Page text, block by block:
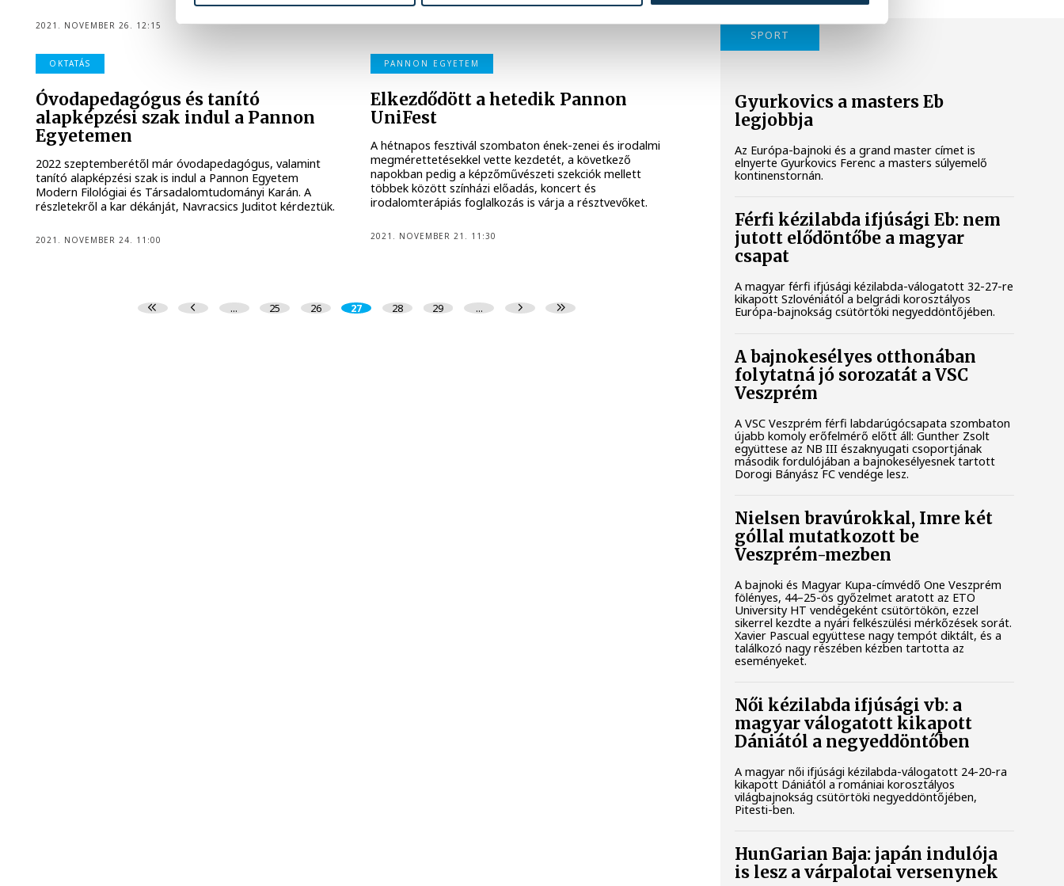
2021. NOVEMBER 26. 12:15
2021. NOVEMBER 24. 11:52
OKTATÁS
Óvodapedagógus és tanító
alapképzési szak indul a Pannon
Egyetemen
2022 szeptemberétől már óvodapedagógus, valamint
tanító alapképzési szak is indul a Pannon Egyetem
Modern Filológiai és Társadalomtudományi Karán. A
részletekről a kar dékánját, Navracsics Juditot kérdeztük.
2021. NOVEMBER 24. 11:00
PANNON EGYETEM
Elkezdődött a hetedik Pannon
UniFest
A hétnapos fesztivál szombaton ének-zenei és irodalmi
megmérettetésekkel vette kezdetét, a következő
napokban pedig a képzőművészeti szekciók mellett
többek között színházi előadás, koncert és
irodalomterápiás foglalkozás is várja a résztvevőket.
2021. NOVEMBER 21. 11:30
... 25 26 27 28 29 ...
SPORT
Gyurkovics a masters Eb
legjobbja
Az Európa-bajnoki és a grand master címet is
elnyerte Gyurkovics Ferenc a masters súlyemelő
kontinenstornán.
Férfi kézilabda ifjúsági Eb: nem
jutott elődöntőbe a magyar
csapat
A magyar férfi ifjúsági kézilabda-válogatott 32-27-re
kikapott Szlovéniától a belgrádi korosztályos
Európa-bajnokság csütörtöki negyeddöntőjében.
A bajnokesélyes otthonában
folytatná jó sorozatát a VSC
Veszprém
A VSC Veszprém férfi labdarúgócsapata szombaton
újabb komoly erőfelmérő előtt áll: Gunther Zsolt
együttese az NB III északnyugati csoportjának
második fordulójában a bajnokesélyesnek tartott
Dorogi Bányász FC vendége lesz.
Nielsen bravúrokkal, Imre két
góllal mutatkozott be
Veszprém-mezben
A bajnoki és Magyar Kupa-címvédő One Veszprém
fölényes, 44–25-ös győzelmet aratott az ETO
University HT vendégeként csütörtökön, ezzel
sikerrel kezdte a nyári felkészülési mérkőzések sorát.
Xavier Pascual együttese nagy tempót diktált, és a
találkozó nagy részében kézben tartotta az
eseményeket.
Női kézilabda ifjúsági vb: a
magyar válogatott kikapott
Dániától a negyeddöntőben
A magyar női ifjúsági kézilabda-válogatott 24-20-ra
kikapott Dániától a romániai korosztályos
világbajnokság csütörtöki negyeddöntőjében,
Pitesti-ben.
HunGarian Baja: japán indulója
is lesz a várpalotai versenynek